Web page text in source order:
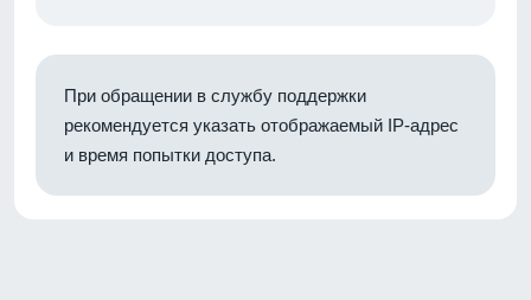
При обращении в службу поддержки
рекомендуется указать отображаемый IP-адрес
и время попытки доступа.